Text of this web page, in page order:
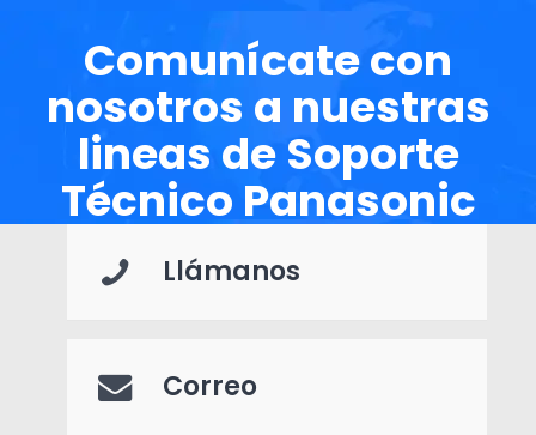
Comunícate con
nosotros a nuestras
lineas de Soporte
Técnico Panasonic
Llámanos
Correo